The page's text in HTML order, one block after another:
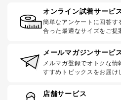
オンライン試着サービ
簡単なアンケートに回答す
合った最適なサイズをご提
メールマガジンサービ
メルマガ登録でオトクな
すすめトピックスをお届け
店舗サービス